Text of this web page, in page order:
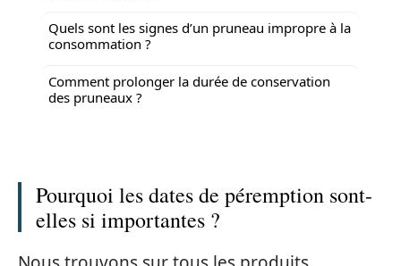
Quels sont les signes d’un pruneau impropre à la
consommation ?
Comment prolonger la durée de conservation
des pruneaux ?
Pourquoi les dates de péremption sont-
elles si importantes ?